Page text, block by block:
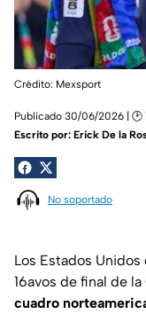
Crédito: Mexsport
Publicado 30/06/2026 | 🕑
Escrito por: Erick De la
No soportado
Los Estados
16avos de final de
cuadro